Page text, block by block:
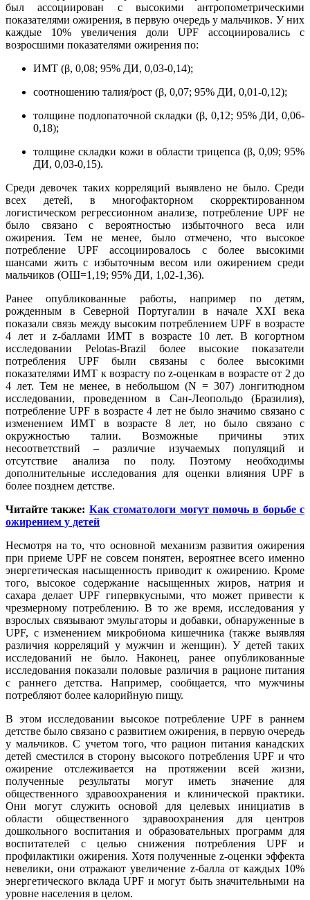
был ассоциирован с высокими антропометрическими
показателями ожирения, в первую очередь у мальчиков. У них
каждые 10% увеличения доли UPF ассоциировались с
возросшими показателями ожирения по:
ИМТ (β, 0,08; 95% ДИ, 0,03-0,14);
соотношению талия/рост (β, 0,07; 95% ДИ, 0,01-0,12);
толщине подлопаточной складки (β, 0,12; 95% ДИ, 0,06-
0,18);
толщине складки кожи в области трицепса (β, 0,09; 95%
ДИ, 0,03-0,15).
Среди девочек таких корреляций выявлено не было. Среди
всех детей, в многофакторном скорректированном
логистическом регрессионном анализе, потребление UPF не
было связано с вероятностью избыточного веса или
ожирения. Тем не менее, было отмечено, что высокое
потребление UPF ассоциировалось с более высокими
шансами жить с избыточным весом или ожирением среди
мальчиков (ОШ=1,19; 95% ДИ, 1,02-1,36).
Ранее опубликованные работы, например по детям,
рожденным в Северной Португалии в начале XXI века
показали связь между высоким потреблением UPF в возрасте
4 лет и z-баллами ИМТ в возрасте 10 лет. В когортном
исследовании Pelotas-Brazil более высокие показатели
потребления UPF были связаны с более высокими
показателями ИМТ к возрасту по z-оценкам в возрасте от 2 до
4 лет. Тем не менее, в небольшом (N = 307) лонгитюдном
исследовании, проведенном в Сан-Леопольдо (Бразилия),
потребление UPF в возрасте 4 лет не было значимо связано с
изменением ИМТ в возрасте 8 лет, но было связано с
окружностью талии. Возможные причины этих
несоответствий – различие изучаемых популяций и
отсутствие анализа по полу. Поэтому необходимы
дополнительные исследования для оценки влияния UPF в
более позднем детстве.
Читайте также: Как стоматологи могут помочь в борьбе с
ожирением у детей
Несмотря на то, что основной механизм развития ожирения
при приеме UPF не совсем понятен, вероятнее всего именно
энергетическая насыщенность приводит к ожирению. Кроме
того, высокое содержание насыщенных жиров, натрия и
сахара делает UPF гипервкусными, что может привести к
чрезмерному потреблению. В то же время, исследования у
взрослых связывают эмульгаторы и добавки, обнаруженные в
UPF, с изменением микробиома кишечника (также выявляя
различия корреляций у мужчин и женщин). У детей таких
исследований не было. Наконец, ранее опубликованные
исследования показали половые различия в рационе питания
с раннего детства. Например, сообщается, что мужчины
потребляют более калорийную пищу.
В этом исследовании высокое потребление UPF в раннем
детстве было связано с развитием ожирения, в первую очередь
у мальчиков. С учетом того, что рацион питания канадских
детей сместился в сторону высокого потребления UPF и что
ожирение отслеживается на протяжении всей жизни,
полученные результаты могут иметь значение для
общественного здравоохранения и клинической практики.
Они могут служить основой для целевых инициатив в
области общественного здравоохранения для центров
дошкольного воспитания и образовательных программ для
воспитателей с целью снижения потребления UPF и
профилактики ожирения. Хотя полученные z-оценки эффекта
невелики, они отражают увеличение z-балла от каждых 10%
энергетического вклада UPF и могут быть значительными на
уровне населения в целом.